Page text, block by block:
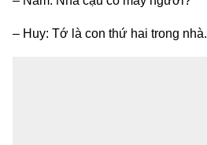
– Huy: Tớ là con thứ hai trong nhà.